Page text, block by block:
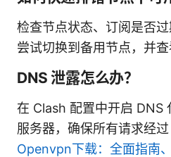
检查节点状态、订阅是否过
尝试切换到备用节点，并查
DNS 泄露怎么办？
在 Clash 配置中开启 DNS
服务器，确保所有请求经过
Openvpn下载：全面指南